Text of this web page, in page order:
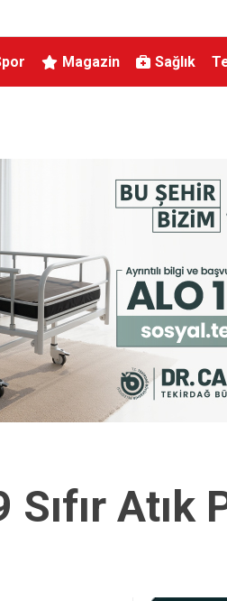
Magazin Sağlık
Teslim Tarihi Açıklandı
Sıfır Atık